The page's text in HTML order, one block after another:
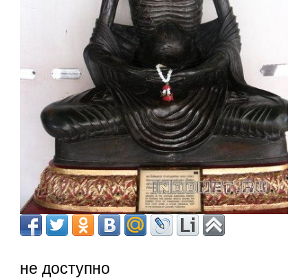
не доступно